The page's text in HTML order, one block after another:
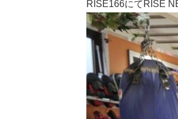
RISE166にてRISE